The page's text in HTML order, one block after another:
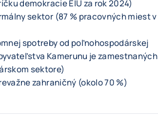
demokracie EIU za rok 2024)
sektor (87 % pracovných miest v
spotreby od poľnohospodárskej
Kamerunu je zamestnaných
sektore)
zahraničný (okolo 70 %)